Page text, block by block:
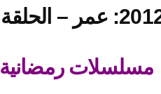
مسلسلات رمضانية 2012